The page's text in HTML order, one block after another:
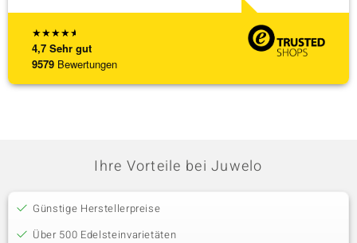
★★★★★
4,7 Sehr gut
9579 Bewertungen
Ihre Vorteile bei Juwelo
Günstige Herstellerpreise
Über 500 Edelsteinvarietäten